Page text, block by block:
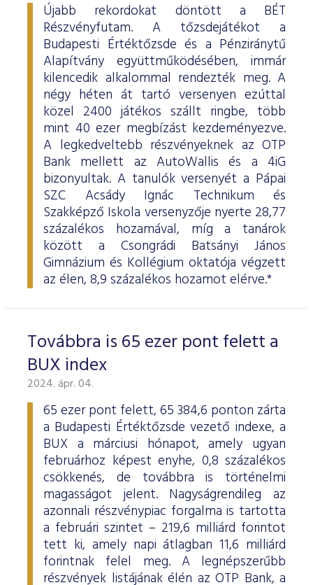
Újabb rekordokat döntött a BÉT
Részvényfutam. A tőzsdejátékot a
Budapesti Értéktőzsde és a Pénziránytű
Alapítvány együttműködésében, immár
kilencedik alkalommal rendezték meg. A
négy héten át tartó versenyen ezúttal
közel 2400 játékos szállt ringbe, több
mint 40 ezer megbízást kezdeményezve.
A legkedveltebb részvényeknek az OTP
Bank mellett az AutoWallis és a 4iG
bizonyultak. A tanulók versenyét a Pápai
SZC Acsády Ignác Technikum és
Szakképző Iskola versenyzője nyerte 28,77
százalékos hozamával, míg a tanárok
között a Csongrádi Batsányi János
Gimnázium és Kollégium oktatója végzett
az élen, 8,9 százalékos hozamot elérve.*
Továbbra is 65 ezer pont felett a
BUX index
2024. ápr. 04.
65 ezer pont felett, 65 384,6 ponton zárta
a Budapesti Értéktőzsde vezető indexe, a
BUX a márciusi hónapot, amely ugyan
februárhoz képest enyhe, 0,8 százalékos
csökkenés, de továbbra is történelmi
magasságot jelent. Nagyságrendileg az
azonnali részvénypiac forgalma is tartotta
a februári szintet – 219,6 milliárd forintot
tett ki, amely napi átlagban 11,6 milliárd
forintnak felel meg. A legnépszerűbb
részvények listájának élén az OTP Bank, a